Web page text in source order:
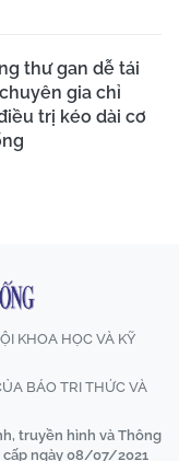
thư gan dễ tái
gia chỉ
trị kéo dài cơ
KHOA HỌC VÀ KỸ
BÁO TRI THỨC VÀ
truyền hình và Thông
cấp ngày 08/07/2021